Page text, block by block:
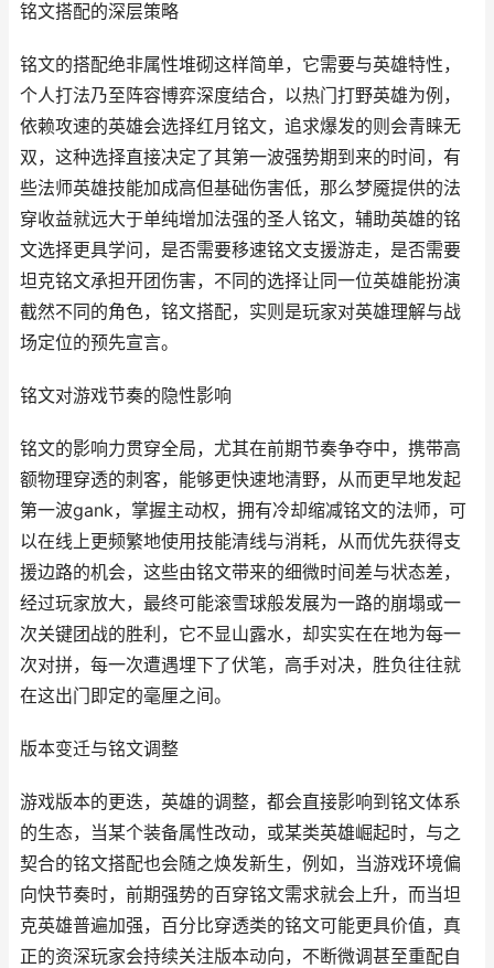
铭文搭配的深层策略
铭文的搭配绝非属性堆砌这样简单，它需要与英雄特性，
个人打法乃至阵容博弈深度结合，以热门打野英雄为例，
依赖攻速的英雄会选择红月铭文，追求爆发的则会青睐无
双，这种选择直接决定了其第一波强势期到来的时间，有
些法师英雄技能加成高但基础伤害低，那么梦魇提供的法
穿收益就远大于单纯增加法强的圣人铭文，辅助英雄的铭
文选择更具学问，是否需要移速铭文支援游走，是否需要
坦克铭文承担开团伤害，不同的选择让同一位英雄能扮演
截然不同的角色，铭文搭配，实则是玩家对英雄理解与战
场定位的预先宣言。
铭文对游戏节奏的隐性影响
铭文的影响力贯穿全局，尤其在前期节奏争夺中，携带高
额物理穿透的刺客，能够更快速地清野，从而更早地发起
第一波gank，掌握主动权，拥有冷却缩减铭文的法师，可
以在线上更频繁地使用技能清线与消耗，从而优先获得支
援边路的机会，这些由铭文带来的细微时间差与状态差，
经过玩家放大，最终可能滚雪球般发展为一路的崩塌或一
次关键团战的胜利，它不显山露水，却实实在在地为每一
次对拼，每一次遭遇埋下了伏笔，高手对决，胜负往往就
在这出门即定的毫厘之间。
版本变迁与铭文调整
游戏版本的更迭，英雄的调整，都会直接影响到铭文体系
的生态，当某个装备属性改动，或某类英雄崛起时，与之
契合的铭文搭配也会随之焕发新生，例如，当游戏环境偏
向快节奏时，前期强势的百穿铭文需求就会上升，而当坦
克英雄普遍加强，百分比穿透类的铭文可能更具价值，真
正的资深玩家会持续关注版本动向，不断微调甚至重配自